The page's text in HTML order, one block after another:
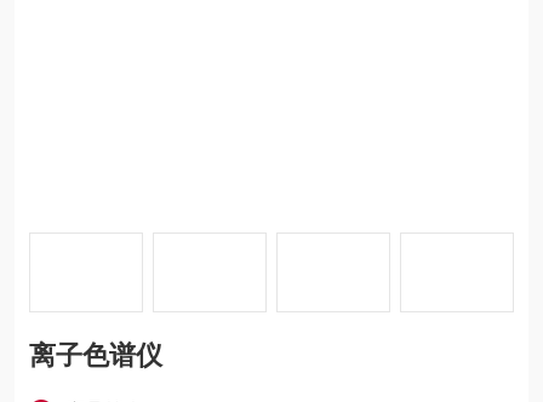
离子色谱仪